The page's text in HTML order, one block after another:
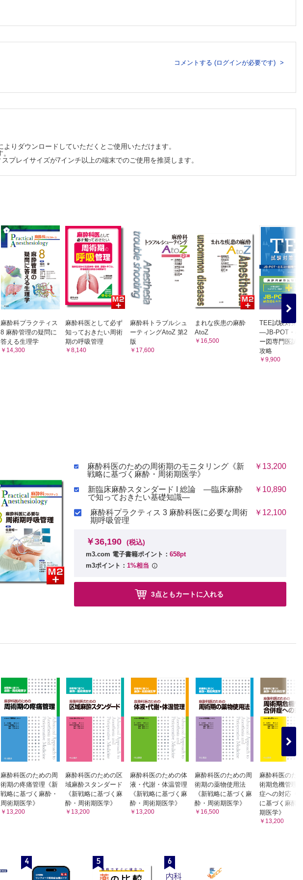
TEE） （岡本浩嗣）
意義
の種類と原理
スタンダード
回復を評価するか？
ータ （尾崎 眞）
ータ （尾崎 眞）
計測する
得られる指標
（一酸化炭素ヘモグロビン）濃度
，山蔭道明）
口昌彦）
）
用例
幸）
らないのか？
コメントする (ログインが必要です)
りダウンロードしていただくとご使用いただけます。
プレイサイズが7インチ以上の端末でのご使用を推奨します。
麻酔科プラクティス
8 麻酔管理の疑問に
答える生理学
￥14,300
麻酔科医として必ず
知っておきたい周術
期の呼吸管理
￥8,140
麻酔科トラブルシュ
ーティングAtoZ 第2
版
￥17,600
まれな疾患の麻酔
AtoZ
￥16,500
TEE試験対策
―JB-POT・心
ー図専門医試
攻略
￥9,900
麻酔科医のための周術期のモニタリング《新
戦略に基づく麻酔・周術期医学》
￥13,200
新臨床麻酔スタンダード I 総論 ―臨床麻酔
で知っておきたい基礎知識―
￥10,890
麻酔科プラクティス 3 麻酔科医に必要な周術
期呼吸管理
￥12,100
￥36,190 (税込)
m3.com 電子書籍ポイント： 658pt
m3ポイント： 1%相当
3点ともカートに入れる
麻酔科医のための周
術期の疼痛管理《新
戦略に基づく麻酔・
周術期医学》
￥13,200
麻酔科医のための区
域麻酔スタンダード
《新戦略に基づく麻
酔・周術期医学》
￥13,200
麻酔科医のための体
液・代謝・体温管理
《新戦略に基づく麻
酔・周術期医学》
￥13,200
麻酔科医のための周
術期の薬物使用法
《新戦略に基づく麻
酔・周術期医学》
￥16,500
麻酔科医のた
術期危機管理
症への対応《
に基づく麻酔
期医学》
￥13,200
4 5 6